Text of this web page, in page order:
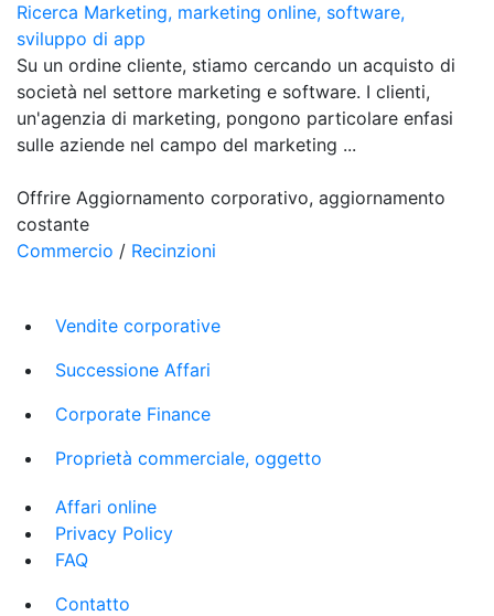
Ricerca Marketing, marketing online, software,
sviluppo di app
Su un ordine cliente, stiamo cercando un acquisto di
società nel settore marketing e software. I clienti,
un'agenzia di marketing, pongono particolare enfasi
sulle aziende nel campo del marketing ...
Offrire Aggiornamento corporativo, aggiornamento
costante
Commercio / Recinzioni
Vendite corporative
Successione Affari
Corporate Finance
Proprietà commerciale, oggetto
Affari online
Privacy Policy
FAQ
Contatto